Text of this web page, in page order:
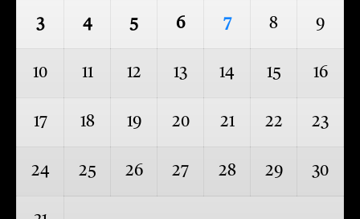
3 4 5 6 7 8 9
10 11 12 13 14 15 16
17 18 19 20 21 22 23
24 25 26 27 28 29 30